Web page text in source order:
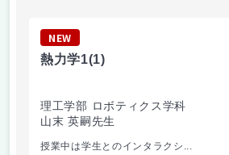
NEW
熱力学1(1)
理工学部 ロボティクス学科
山末 英嗣先生
授業中は学生とのインタラクシ...